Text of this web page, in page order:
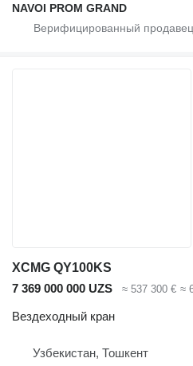
NAVOI PROM GRAND
XCMG QY100KS
7 369 000 000 UZS
≈ 537 300 € ≈
Вездеходный кран
Узбекистан, Тошкент